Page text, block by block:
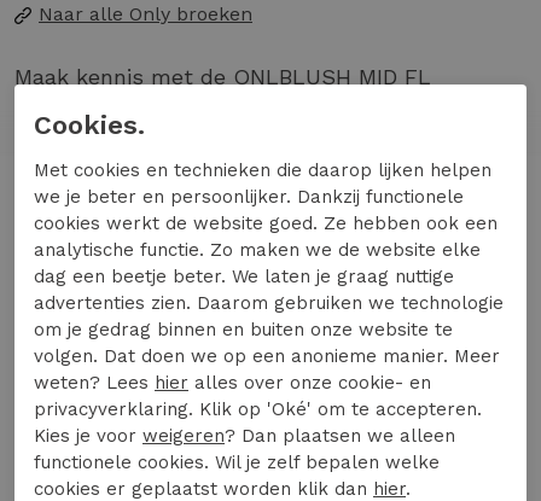
Naar alle Only broeken
Maak kennis met de ONLBLUSH MID FL
STAYBLUE DNM REA023NOOS van ONLY, een
stijlvolle damesbroek in een prachtige
donkerblauwe tint. Deze broek is een must-have
voor de modebewuste vrouw die comfort en stijl
wil combineren.
Materiaal & Comfort:Gemaakt van
hoogwaardige denim die zacht aanvoelt en
de hele dag comfortabel zit.
Design & Pasvorm:De flatterende pasvorm
en tijdloze uitstraling maken deze broek
perfect voor elke gelegenheid.
Duurzaamheid of Kwaliteit:Dankzij de
Lees meer
Specificaties
Winkelvoorraad
Gerelateerde producten
Cookies.
Met cookies en technieken die daarop lijken helpen
we je beter en persoonlijker. Dankzij functionele
cookies werkt de website goed. Ze hebben ook een
analytische functie. Zo maken we de website elke
dag een beetje beter. We laten je graag nuttige
advertenties zien. Daarom gebruiken we technologie
om je gedrag binnen en buiten onze website te
volgen. Dat doen we op een anonieme manier. Meer
weten? Lees hier alles over onze cookie- en
privacyverklaring. Klik op 'Oké' om te accepteren.
Kies je voor weigeren? Dan plaatsen we alleen
functionele cookies. Wil je zelf bepalen welke
cookies er geplaatst worden klik dan hier.